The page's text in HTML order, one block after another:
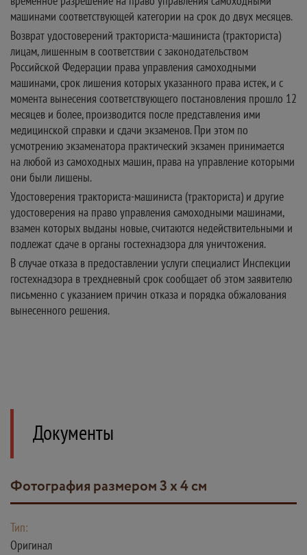
машинами соответствующей категории на срок до двух месяцев.
Возврат удостоверений тракториста-машиниста (тракториста)
лицам, лишенным в соответствии с законодательством
Российской Федерации права управления самоходными
машинами, срок лишения которых указанного права истек, и с
момента вынесения соответствующего постановления прошло 12
месяцев и более, производится после представления ими
медицинской справки и сдачи экзаменов. При этом по
усмотрению экзаменатора практический экзамен принимается
на любой из самоходных машин, права на управление которыми
они были лишены.
Удостоверения тракториста-машиниста (тракториста) и другие
удостоверения на право управления самоходными машинами,
взамен которых выданы новые, считаются недействительными и
подлежат сдаче в органы гостехнадзора для уничтожения.
В случае отказа в предоставлении услуги специалист Инспекции
гостехнадзора в трехдневный срок сообщает об этом заявителю
письменно с указанием причин отказа и порядка обжалования
вынесенного решения.
Документы
Фотография размером 3 х 4 см
Тип:
Оригинал